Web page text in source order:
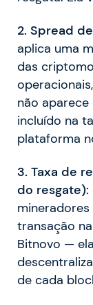
2. Spread
aplica uma
das
não
incluído na
plataforma
3. Taxa de
do resgate):
transação
Bitnovo —
de cada